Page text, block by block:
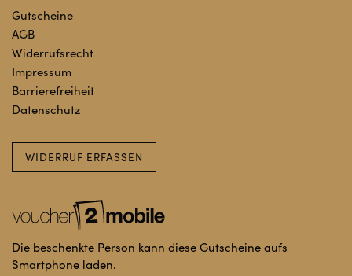
Gutscheine
AGB
Widerrufsrecht
Impressum
Barrierefreiheit
Datenschutz
WIDERRUF ERFASSEN
Die beschenkte Person kann diese Gutscheine aufs
Smartphone laden.